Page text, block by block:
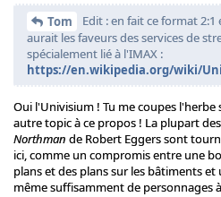
Tom
Edit : en fait ce format
aurait les faveurs des services de
spécialement lié à l'IMAX :
https://en.wikipedia.org/wiki/
Oui l'Univisium ! Tu me coupes l'herbe
autre topic à ce propos ! La plupart
Northman de Robert Eggers sont
ici, comme un compromis entre une
plans et des plans sur les bâtiments
même suffisamment de personnages